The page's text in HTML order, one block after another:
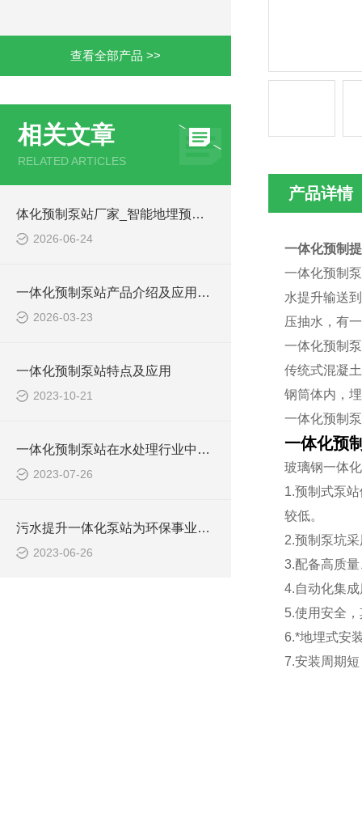
查看全部产品 >>
相关文章
RELATED ARTICLES
体化预制泵站厂家_智能地埋预制泵站-凌科环保
2026-06-24
一体化预制泵站产品介绍及应用范围
2026-03-23
一体化预制泵站特点及应用
2023-10-21
一体化预制泵站在水处理行业中的应用
2023-07-26
污水提升一体化泵站为环保事业做出了哪些贡献？
2023-06-26
产品详情
一体化预制
一体化预制
水提升输送
压抽水，有
一体化预制
传统式混凝
钢筒体内，
一体化预制
一体化预
玻璃钢一体
1.预制式泵
较低。
2.预制泵坑
3.配备高质
4.自动化集
5.使用安全
6.*地埋式安
7.安装周期